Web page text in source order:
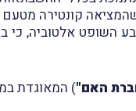
קונטירה מטעם
השופט אלטוביה,
האם") המאוגדת